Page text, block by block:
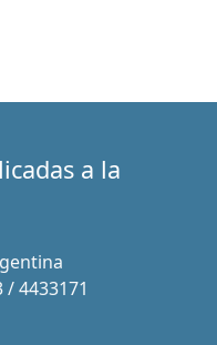
a la
/ 4433171